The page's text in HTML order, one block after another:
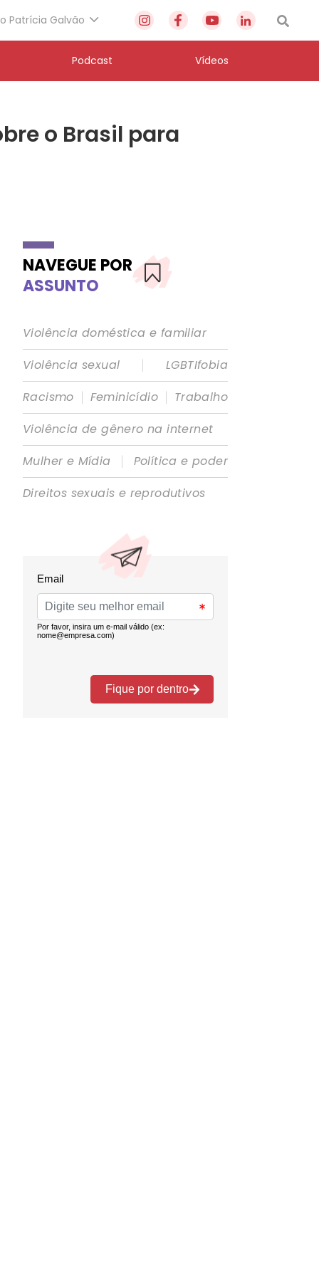
Patrícia Galvão
Podcast Vídeos
o Brasil para
NAVEGUE POR
ASSUNTO
Violência doméstica e familiar
Violência sexual
|
LGBTIfobia
Racismo | Feminicídio | Trabalho
Violência de gênero na internet
Mulher e Mídia
|
Política e poder
Direitos sexuais e reprodutivos